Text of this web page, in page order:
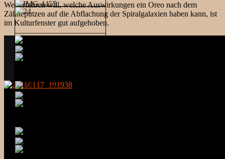
Wer erfahren will, welche Auswirkungen ein Oreo nach dem
Zähneputzen auf die Abflachung der Spiralgalaxien haben kann, ist
im Kulturfenster gut aufgehoben.